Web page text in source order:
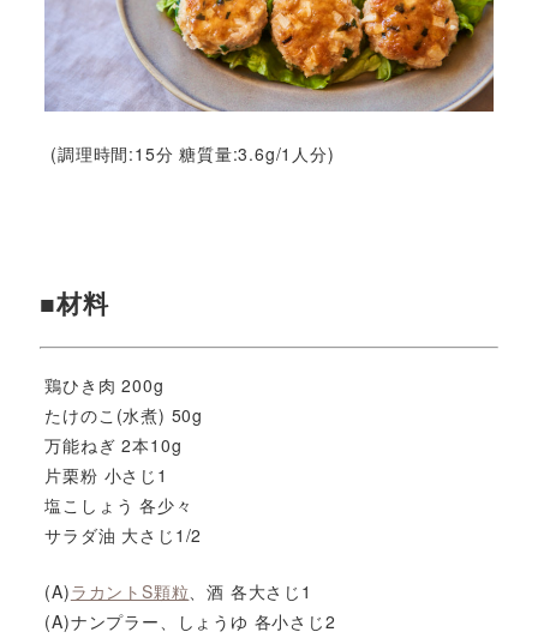
(調理時間:15分 糖質量:3.6g/1人分)
■材料
鶏ひき肉 200g
たけのこ(水煮) 50g
万能ねぎ 2本10g
片栗粉 小さじ1
塩こしょう 各少々
サラダ油 大さじ1/2
(A)ラカントS顆粒、酒 各大さじ1
(A)ナンプラー、しょうゆ 各小さじ2